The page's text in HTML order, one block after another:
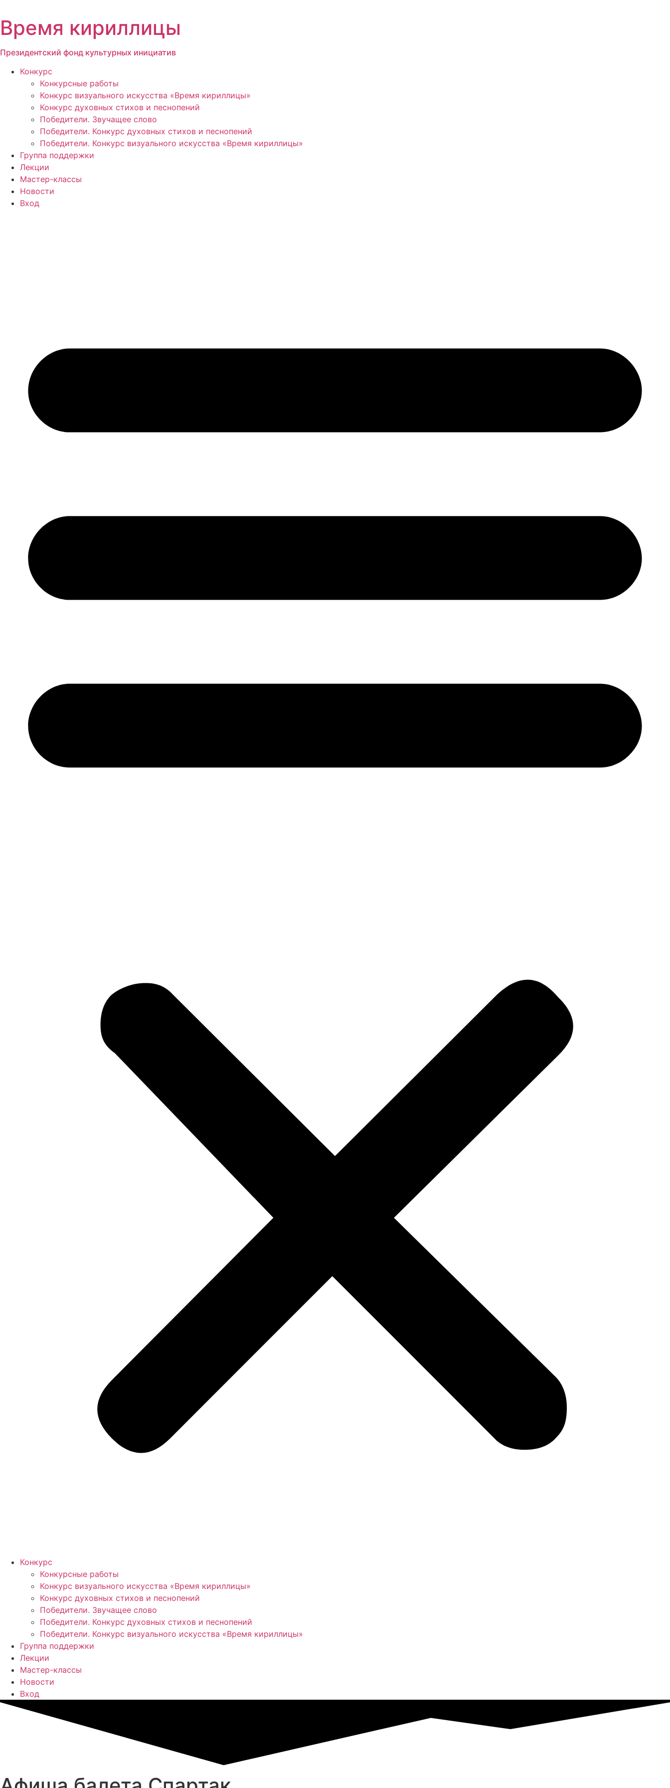
содержимому
Время кириллицы
Президентский фонд культурных инициатив
Конкурс
Конкурсные работы
Конкурс визуального искусства «Время кириллицы»
Конкурс духовных стихов и песнопений
Победители. Звучащее слово
Победители. Конкурс духовных стихов и песнопений
Победители. Конкурс визуального искусства «Время кириллицы»
Группа поддержки
Лекции
Мастер-классы
Новости
Вход
Конкурс
Конкурсные работы
Конкурс визуального искусства «Время кириллицы»
Конкурс духовных стихов и песнопений
Победители. Звучащее слово
Победители. Конкурс духовных стихов и песнопений
Победители. Конкурс визуального искусства «Время кириллицы»
Группа поддержки
Лекции
Мастер-классы
Новости
Вход